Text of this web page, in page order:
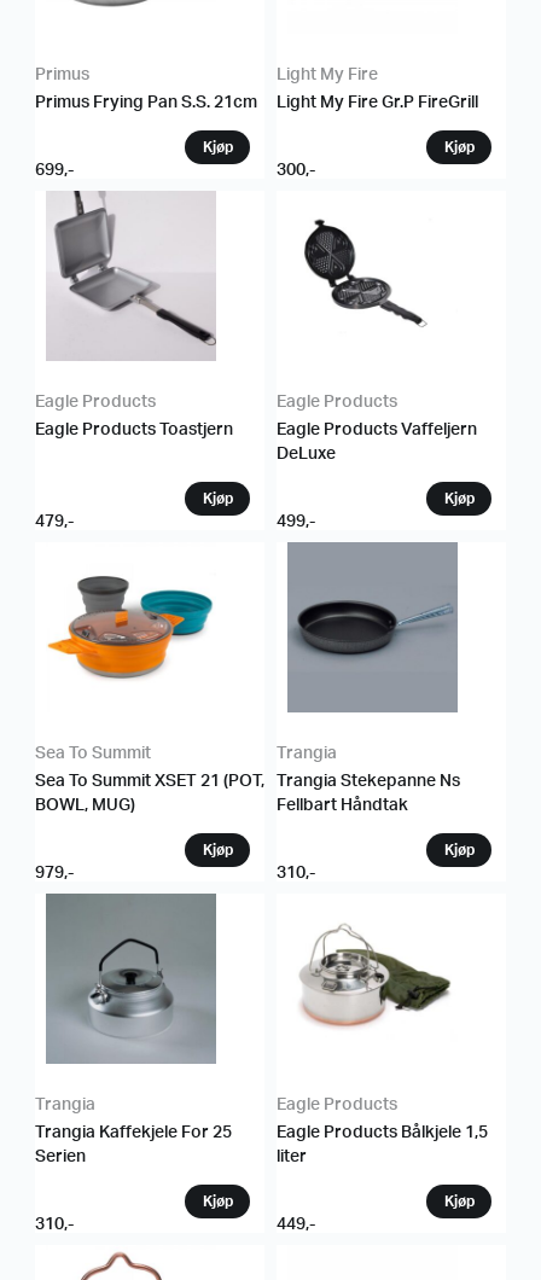
Primus
Primus Frying Pan S.S. 21cm
699,-
Light My Fire
Light My Fire Gr.P FireGrill
300,-
Eagle Products
Eagle Products Toastjern
479,-
Eagle Products
Eagle Products Vaffeljern
DeLuxe
499,-
Sea To Summit
Sea To Summit XSET 21 (POT,
BOWL, MUG)
979,-
Trangia
Trangia Stekepanne Ns
Fellbart Håndtak
310,-
Trangia
Trangia Kaffekjele For 25
Serien
310,-
Eagle Products
Eagle Products Bålkjele 1,5
liter
449,-